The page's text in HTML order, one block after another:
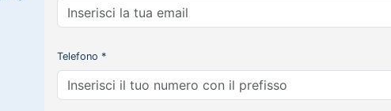
Telefono *